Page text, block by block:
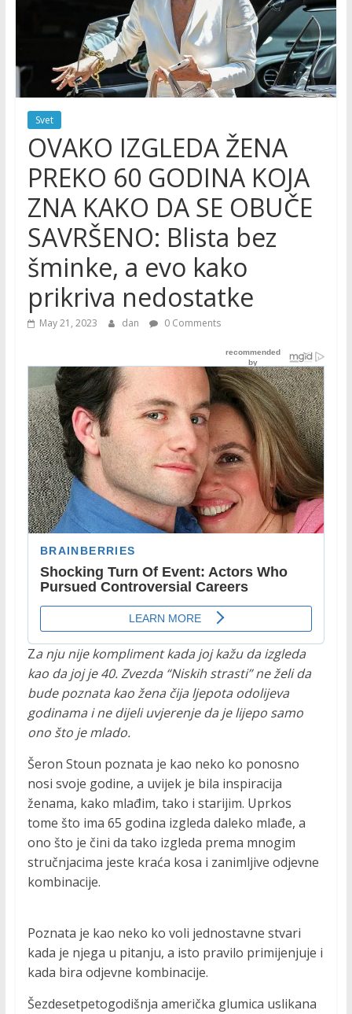
Svet
OVAKO IZGLEDA ŽENA
PREKO 60 GODINA KOJA
ZNA KAKO DA SE OBUČE
SAVRŠENO: Blista bez
šminke, a evo kako
prikriva nedostatke
May 21, 2023 dan 0 Comments
Za nju nije kompliment kada joj kažu da izgleda
kao da joj je 40. Zvezda “Niskih strasti” ne želi da
bude poznata kao žena čija ljepota odolijeva
godinama i ne dijeli uvjerenje da je lijepo samo
ono što je mlado.
Šeron Stoun poznata je kao neko ko ponosno
nosi svoje godine, a uvijek je bila inspiracija
ženama, kako mlađim, tako i starijim. Uprkos
tome što ima 65 godina izgleda daleko mlađe, a
ono što je čini da tako izgleda prema mnogim
stručnjacima jeste kraća kosa i zanimljive odjevne
kombinacije.
Poznata je kao neko ko voli jednostavne stvari
kada je njega u pitanju, a isto pravilo primijenjuje i
kada bira odjevne kombinacije.
Šezdesetpetogodišnja američka glumica uslikana